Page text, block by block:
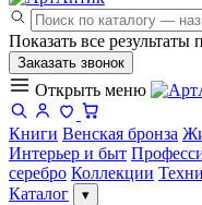
Показать все результаты
Заказать звонок
Открыть меню
Книги Венская бронза
Интерьер и быт
серебро Коллекции
Каталог
▾